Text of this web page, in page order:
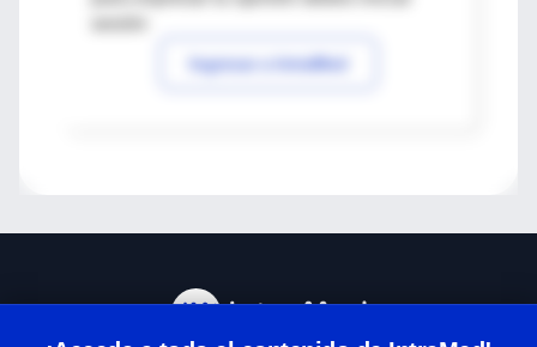
Ingresar a IntraMed